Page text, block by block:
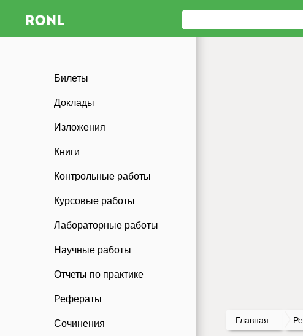
Билеты
Доклады
Изложения
Книги
Контрольные работы
Курсовые работы
Лабораторные работы
Научные работы
Отчеты по практике
Рефераты
Сочинения Главная